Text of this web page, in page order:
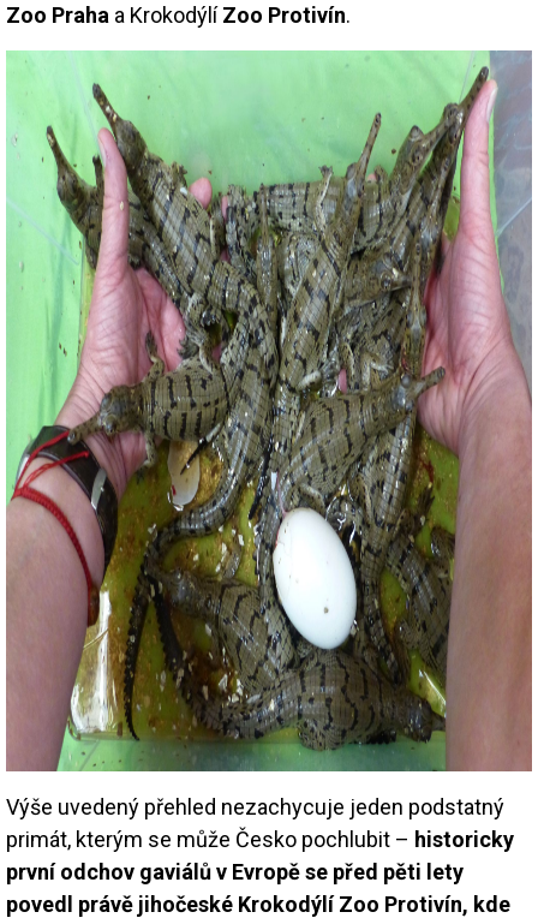
Zoo Praha a KrokodýlíZoo Protivín.
Výše uvedený přehled nezachycuje jeden podstatný
primát, kterým se může Česko pochlubit – historicky
první odchov gaviálů v Evropě se před pěti lety
povedl právě jihočeské Krokodýlí Zoo Protivín, kde